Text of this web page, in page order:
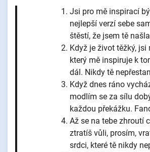
Jsi pro mě inspirací
nejlepší verzí sebe
štěstí, že jsem tě
Když je život těžký,
který mě inspiruje k
dál. Nikdy tě
Když dnes ráno
modlím se za sílu
každou překážku.
Až se na tebe zhroutí
ztratíš vůli, prosím,
srdci, které tě nikdy